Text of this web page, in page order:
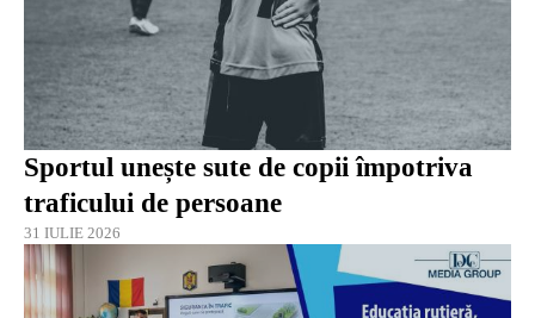
Sportul unește sute de copii împotriva
traficului de persoane
31 IULIE 2026